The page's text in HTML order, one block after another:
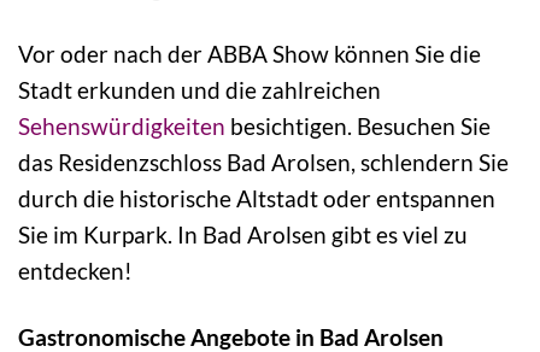
Vor oder nach der ABBA Show können Sie die
Stadt erkunden und die zahlreichen
Sehenswürdigkeiten besichtigen. Besuchen Sie
das Residenzschloss Bad Arolsen, schlendern Sie
durch die historische Altstadt oder entspannen
Sie im Kurpark. In Bad Arolsen gibt es viel zu
entdecken!
Gastronomische Angebote in Bad Arolsen